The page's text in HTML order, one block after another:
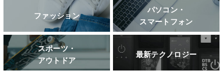
ファッション
パソコン・
スマートフォン
スポーツ・
アウトドア
最新テクノロジー